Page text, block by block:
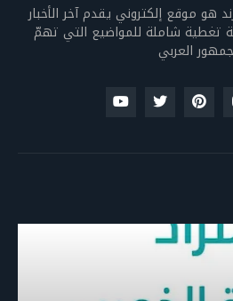
هو موقع إلكتروني يقدم آخر الأخبار
تغطية شاملة للمواضيع التي تهمّ
العربي